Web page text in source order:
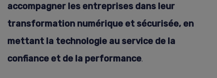
accompagner les entreprises dans leur
transformation numérique et sécurisée, en
mettant la technologie au service de la
confiance et de la performance.